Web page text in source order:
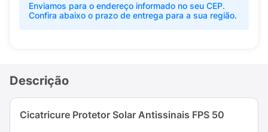
Enviamos para o endereço informado no seu CEP.
Confira abaixo o prazo de entrega para a sua região.
Descrição
Cicatricure Protetor Solar Antissinais FPS 50